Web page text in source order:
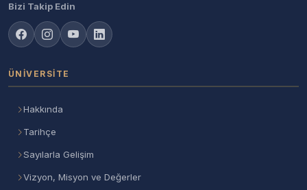
Bizi Takip Edin
ÜNIVERSITE
Hakkında
Tarihçe
Sayılarla Gelişim
Vizyon, Misyon ve Değerler